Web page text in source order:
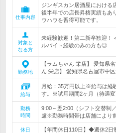
仕事内容
ジンギスカン居酒屋における
後半年での店長昇格実績もあ
ウハウを習得可能です。
対象と
なる方
未経験歓迎！第二新卒歓迎！
ルバイト経験のみの方も◎
勤務地
【ラムちゃん 栄店】 愛知県
ん 栄店】 愛知県名古屋市中
給与
月給：35万円以上※給与は経
す。※試用期間2ヶ月（待遇変
勤務
時間
9:00～翌2:00（シフト交替制
慮※勤務時間帯は店舗により
休日
【年間休日110日】◆週休2